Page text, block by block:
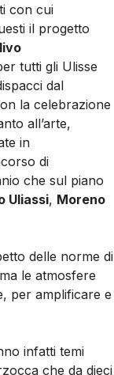
con cui
il progetto
tutti gli Ulisse
dal
la celebrazione
all’arte,
in
di
che sul piano
Uliassi, Moreno
delle norme di
le atmosfere
per amplificare e
infatti temi
che da dieci